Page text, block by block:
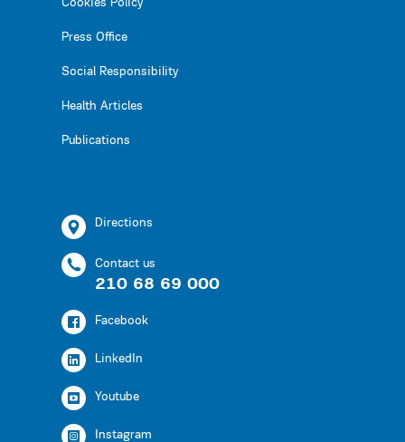
Cookies Policy
Press Office
Social Responsibility
Health Articles
Publications
Directions
Contact us
210 68 69 000
Facebook
LinkedIn
Youtube
Instagram